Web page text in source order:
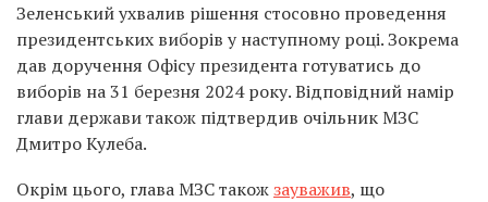
Зеленський ухвалив рішення стосовно проведення
президентських виборів у наступному році. Зокрема
дав доручення Офісу президента готуватись до
виборів на 31 березня 2024 року. Відповідний намір
глави держави також підтвердив очільник МЗС
Дмитро Кулеба.
Окрім цього, глава МЗС такожзауважив, що